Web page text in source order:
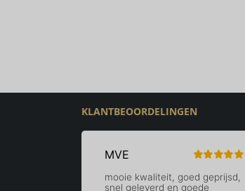
KLANTBEOORDELINGEN